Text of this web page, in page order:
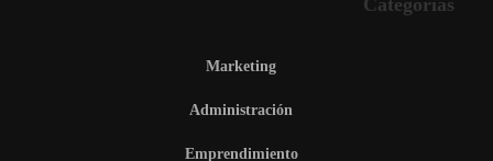
Marketing
Administración
Emprendimiento